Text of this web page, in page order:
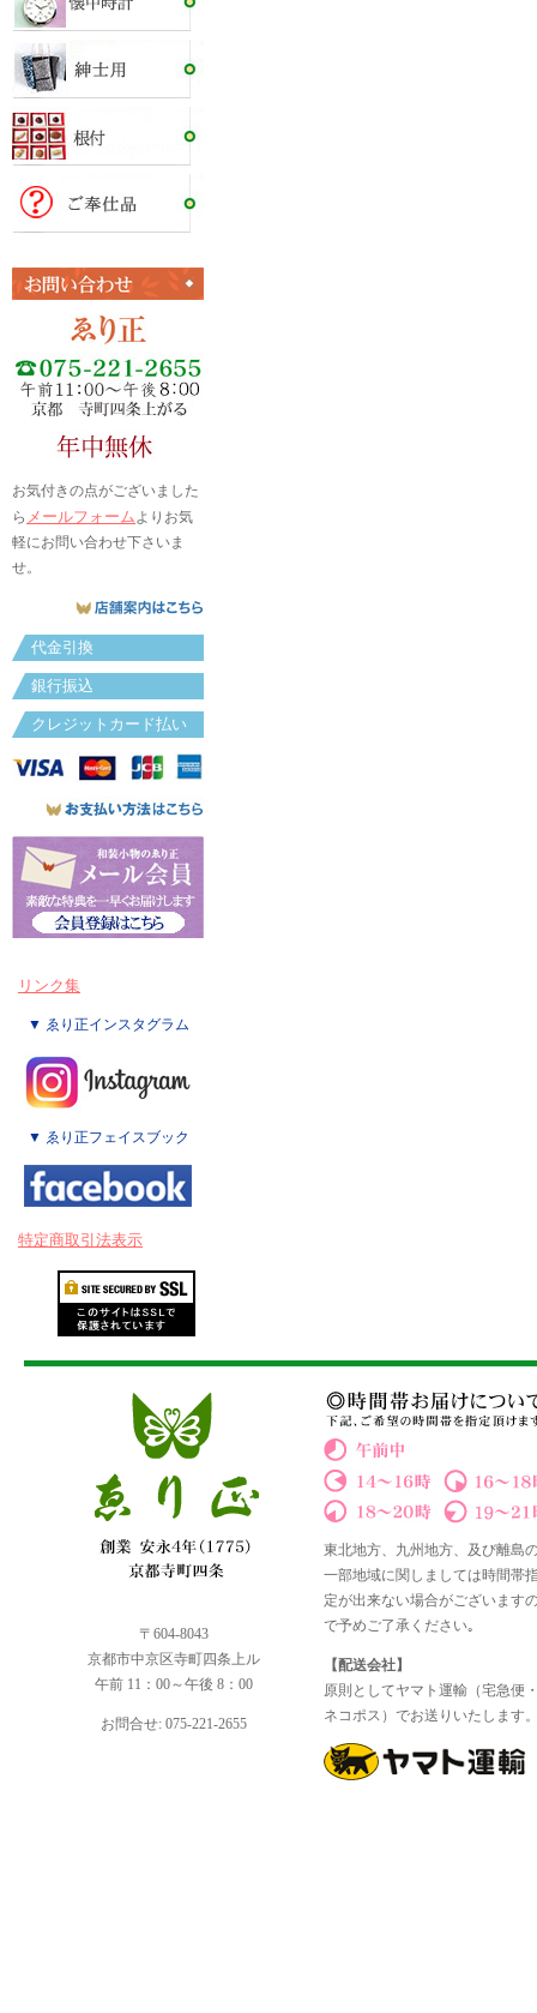
お気付きの点がございました
ら メールフォームよりお気
軽にお問い合わせ下さいま
せ。
代金引換
銀行振込
クレジットカード払い
リンク集
▼ ゑり正インスタグラム
▼ ゑり正フェイスブック
特定商取引法表示
〒604-8043
京都市中京区寺町四条上ル
午前 11：00～午後 8：00
お問合せ: 075-221-2655
東北地方、九州地方、及び離島
一部地域に関しましては時間帯
定が出来ない場合がございます
で予めご了承ください｡
【配送会社】
原則としてヤマト運輸（宅急便
ネコポス）でお送りいたします